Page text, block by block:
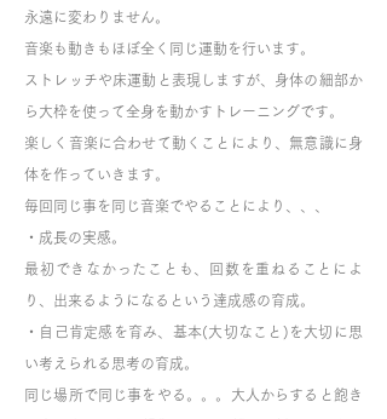
永遠に変わりません。
音楽も動きもほぼ全く同じ運動を行います。
ストレッチや床運動と表現しますが、身体の細部か
ら大枠を使って全身を動かすトレーニングです。
楽しく音楽に合わせて動くことにより、無意識に身
体を作っていきます。
毎回同じ事を同じ音楽でやることにより、、、
・成長の実感。
最初できなかったことも、回数を重ねることによ
り、出来るようになるという達成感の育成。
・自己肯定感を育み、基本(大切なこと)を大切に思
い考えられる思考の育成。
同じ場所で同じ事をやる。。。大人からすると飽き